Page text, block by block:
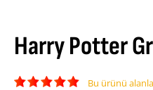
Harry Potter
Bu ürünü